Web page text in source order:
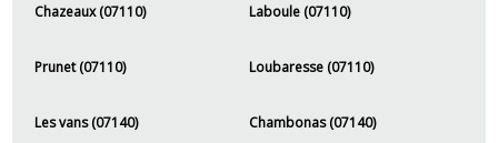
Chazeaux (07110) Laboule (07110)
Prunet (07110) Loubaresse (07110)
Les vans (07140) Chambonas (07140)